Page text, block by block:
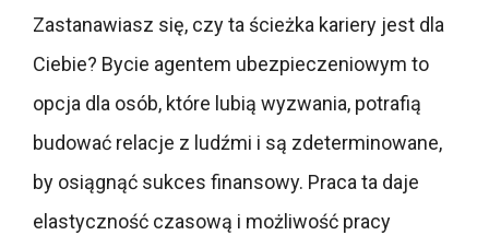
Zastanawiasz się, czy ta ścieżka kariery jest dla
Ciebie? Bycie agentem ubezpieczeniowym to
opcja dla osób, które lubią wyzwania, potrafią
budować relacje z ludźmi i są zdeterminowane,
by osiągnąć sukces finansowy. Praca ta daje
elastyczność czasową i możliwość pracy